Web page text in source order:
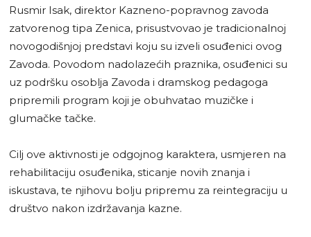
Rusmir Isak, direktor Kazneno-popravnog zavoda
zatvorenog tipa Zenica, prisustvovao je tradicionalnoj
novogodišnjoj predstavi koju su izveli osuđenici ovog
Zavoda. Povodom nadolazećih praznika, osuđenici su
uz podršku osoblja Zavoda i dramskog pedagoga
pripremili program koji je obuhvatao muzičke i
glumačke tačke.
Cilj ove aktivnosti je odgojnog karaktera, usmjeren na
rehabilitaciju osuđenika, sticanje novih znanja i
iskustava, te njihovu bolju pripremu za reintegraciju u
društvo nakon izdržavanja kazne.